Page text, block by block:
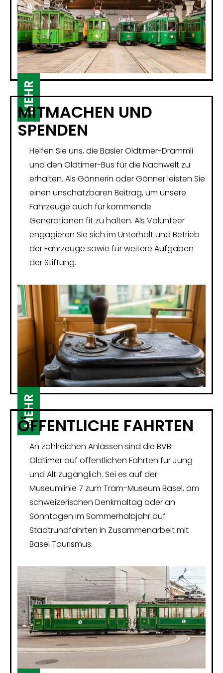
MEHR
MITMACHEN UND
SPENDEN
Helfen Sie uns, die Basler Oldtimer-Drämmli
und den Oldtimer-Bus für die Nachwelt zu
erhalten. Als Gönnerin oder Gönner leisten Sie
einen unschätzbaren Beitrag, um unsere
Fahrzeuge auch für kommende
Generationen fit zu halten. Als Volunteer
engagieren Sie sich im Unterhalt und Betrieb
der Fahrzeuge sowie für weitere Aufgaben
der Stiftung.
MEHR
ÖFFENTLICHE FAHRTEN
An zahlreichen Anlässen sind die BVB-
Oldtimer auf öffentlichen Fahrten für Jung
und Alt zugänglich. Sei es auf der
Museumlinie 7 zum Tram-Museum Basel, am
schweizerischen Denkmaltag oder an
Sonntagen im Sommerhalbjahr auf
Stadtrundfahrten in Zusammenarbeit mit
Basel Tourismus.